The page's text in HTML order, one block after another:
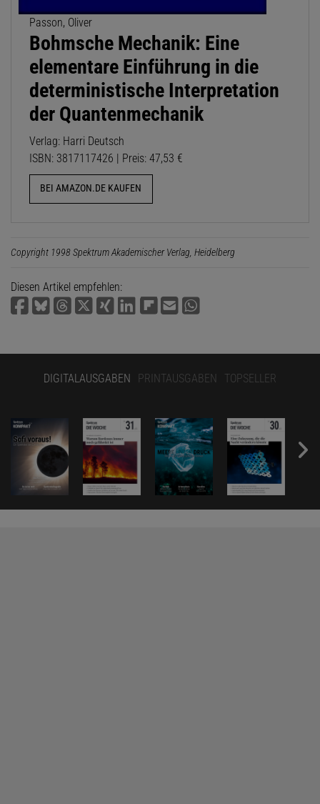
Passon, Oliver
Bohmsche Mechanik: Eine
elementare Einführung in die
deterministische Interpretation
der Quantenmechanik
Verlag: Harri Deutsch
ISBN: 3817117426 | Preis: 47,53 €
BEI AMAZON.DE KAUFEN
Copyright 1998 Spektrum Akademischer Verlag, Heidelberg
Diesen Artikel empfehlen:
DIGITALAUSGABEN PRINTAUSGABEN TOPSELLER